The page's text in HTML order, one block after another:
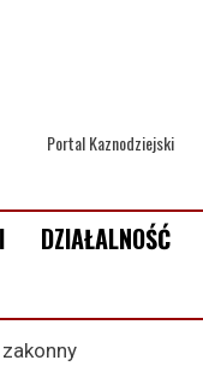
Portal Kaznodziejski
DZIAŁALNOŚĆ